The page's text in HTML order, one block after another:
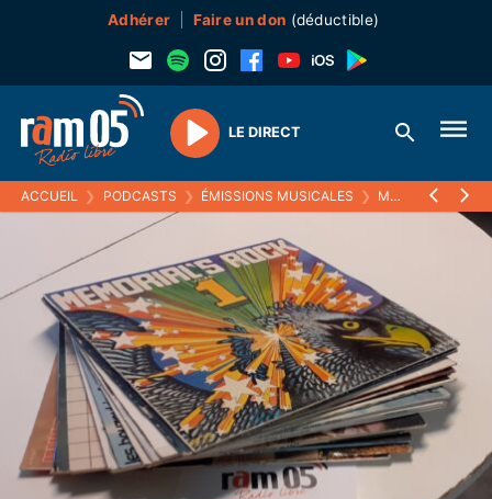
Adhérer Faire un don (déductible)
Play
LE DIRECT
ACCUEIL ❯ PODCASTS ❯ ÉMISSIONS MUSICALES ❯ MELTIN' PAT ❯